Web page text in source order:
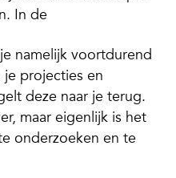
In de
namelijk voortdurend
projecties en
deze naar je terug.
maar eigenlijk is het
onderzoeken en te